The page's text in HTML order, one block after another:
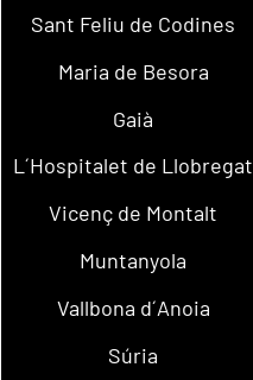
Sant Feliu de Codines
Maria de Besora
Gaià
L´Hospitalet de Llobregat
Vicenç de Montalt
Muntanyola
Vallbona d´Anoia
Súria